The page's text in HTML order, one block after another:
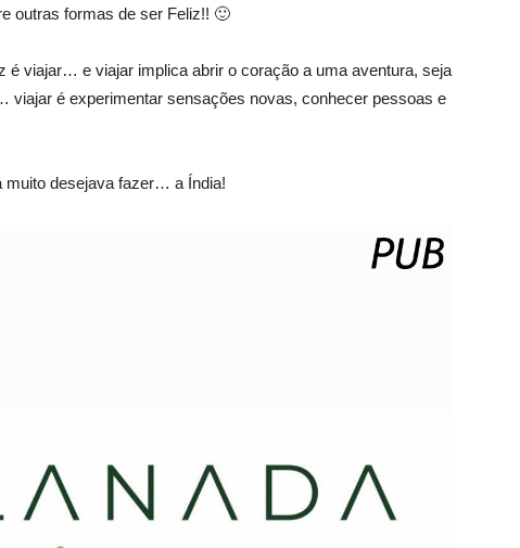
outras formas de ser Feliz!! 🙂
é viajar… e viajar implica abrir o coração a uma aventura, seja
viajar é experimentar sensações novas, conhecer pessoas e
muito desejava fazer… a Índia!